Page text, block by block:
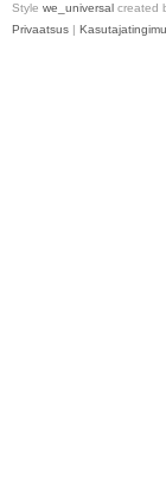
Style we_universal created
Privaatsus |